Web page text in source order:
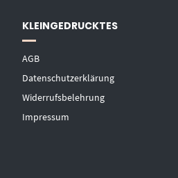
KLEINGEDRUCKTES
AGB
Datenschutzerklärung
Widerrufsbelehrung
Impressum